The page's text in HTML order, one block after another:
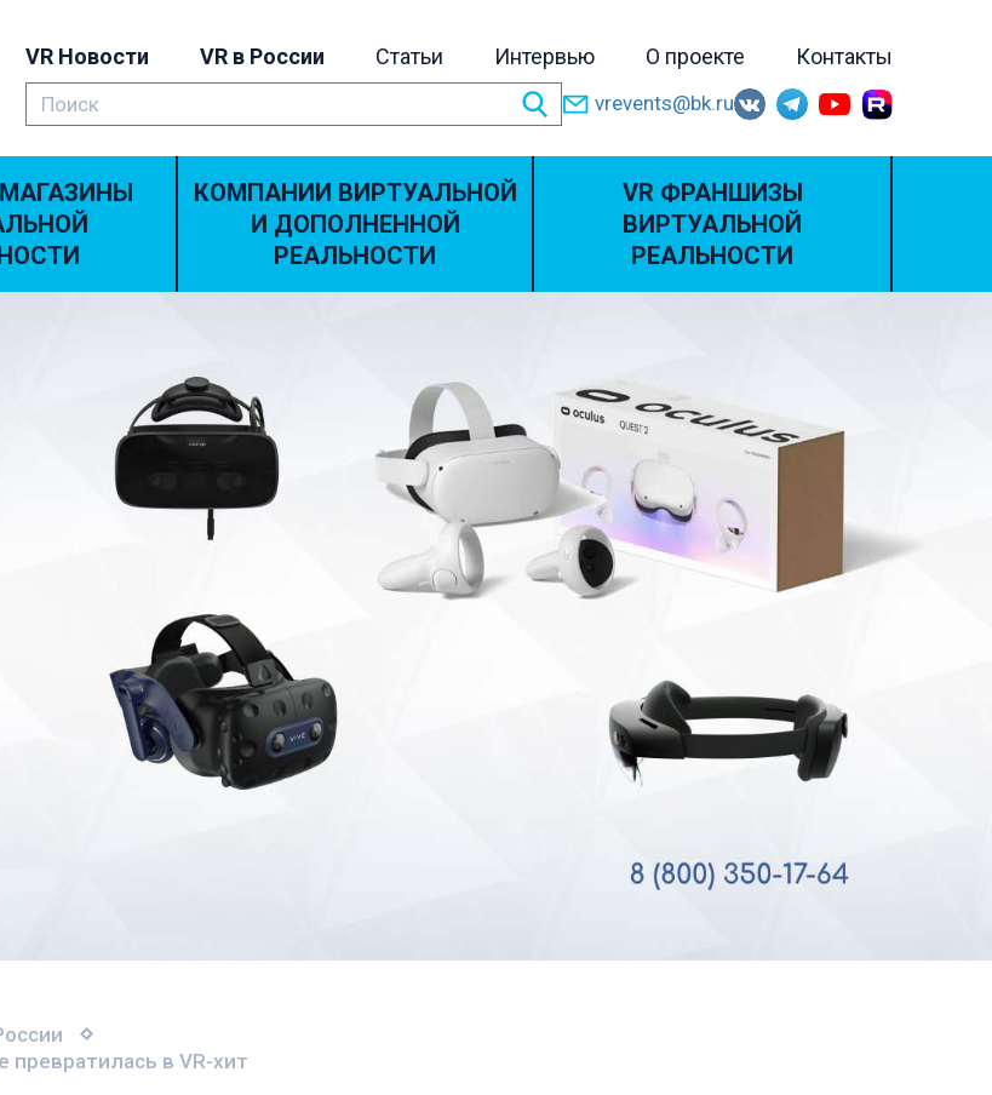
VR Новости VR в России Статьи Интервью О проекте Контакты
vrevents@bk.ru
КОМПАНИИ ВИРТУАЛЬНОЙ
И ДОПОЛНЕННОЙ
РЕАЛЬНОСТИ
VR ФРАНШИЗЫ
ВИРТУАЛЬНОЙ
РЕАЛЬНОСТИ
превратилась в VR-хит